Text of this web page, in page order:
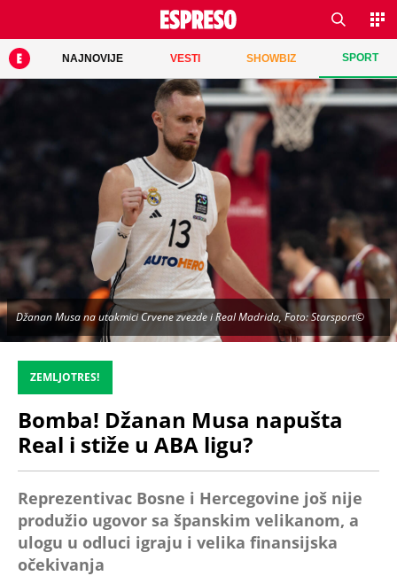
NAJNOVIJE VESTI SHOWBIZ SPORT
Džanan Musa na utakmici Crvene zvezde i Real Madrida, Foto: Starsport©
ZEMLJOTRES!
Bomba! Džanan Musa napušta
Real i stiže u ABA ligu?
Reprezentivac Bosne i Hercegovine još nije
produžio ugovor sa španskim velikanom, a
ulogu u odluci igraju i velika finansijska
očekivanja